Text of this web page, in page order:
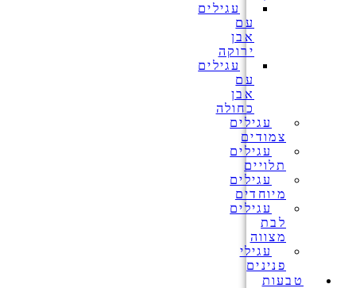
עגילים
עם
אבן
ירוקה
עגילים
עם
אבן
כחולה
עגילים
צמודים
עגילים
תלויים
עגילים
מיוחדים
עגילים
לבת
מצווה
עגילי
פנינים
טבעות